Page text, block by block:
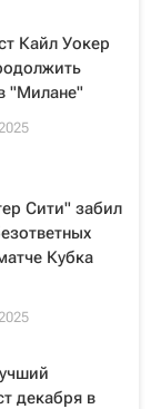
Кайл Уокер
"Милане"
Сити" забил
Кубка
декабря в